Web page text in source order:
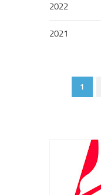
2022
2021
1